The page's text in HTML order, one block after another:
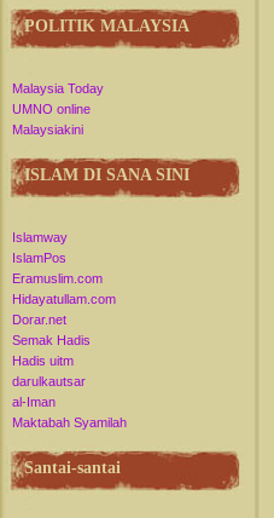
POLITIK MALAYSIA
Malaysia Today
UMNO online
Malaysiakini
ISLAM DI SANA SINI
Islamway
IslamPos
Eramuslim.com
Hidayatullam.com
Dorar.net
Semak Hadis
Hadis uitm
darulkautsar
al-Iman
Maktabah Syamilah
Santai-santai